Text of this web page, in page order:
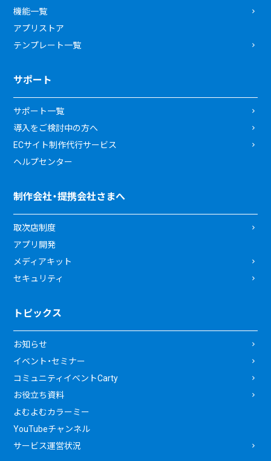
機能一覧
アプリストア
テンプレート一覧
サポート
サポート一覧
導入をご検討中の方へ
ECサイト制作代行サービス
ヘルプセンター
制作会社・提携会社さまへ
取次店制度
アプリ開発
メディアキット
セキュリティ
トピックス
お知らせ
イベント・セミナー
コミュニティイベントCarty
お役立ち資料
よむよむカラーミー
YouTubeチャンネル
サービス運営状況